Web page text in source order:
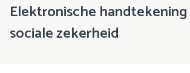
Elektronische
sociale zekerheid